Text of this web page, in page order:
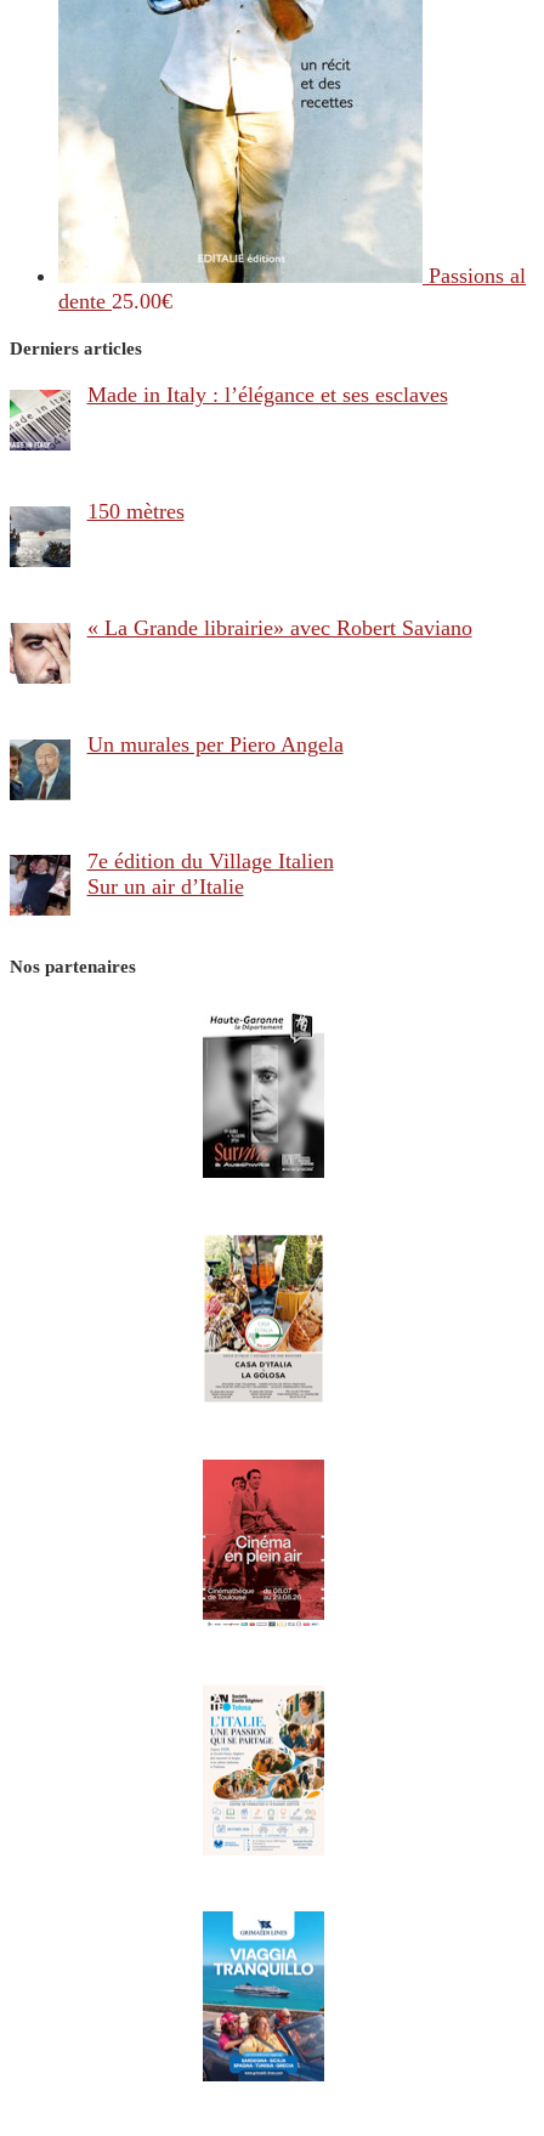
Passions al
dente 25.00€
Derniers articles
Made in Italy : l’élégance et ses esclaves
150 mètres
« La Grande librairie» avec Robert Saviano
Un murales per Piero Angela
7e édition du Village Italien
Sur un air d’Italie
Nos partenaires